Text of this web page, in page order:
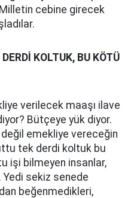
cebine girecek
KOLTUK, BU KÖTÜ
verilecek maaşı ilave
Bütçeye yük diyor.
emekliye vereceğin
tek derdi koltuk bu
işi bilmeyen insanlar,
Yedi sekiz senede
beğenmedikleri,